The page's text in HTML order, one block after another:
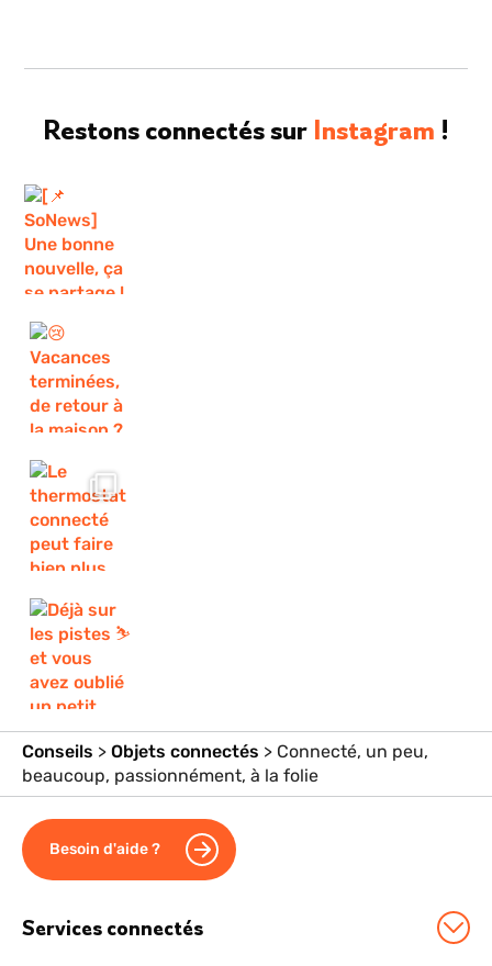
Restons connectés sur Instagram !
Conseils > Objets connectés > Connecté, un peu,
beaucoup, passionnément, à la folie
Besoin d'aide ?
Services connectés